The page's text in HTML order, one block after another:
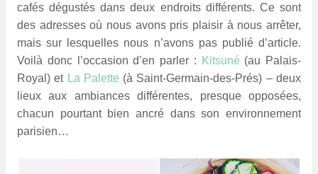
cafés dégustés dans deux endroits différents. Ce sont
des adresses où nous avons pris plaisir à nous arrêter,
mais sur lesquelles nous n’avons pas publié d’article.
Voilà donc l’occasion d’en parler :
Kitsuné (au Palais-
Royal) et La Palette (à Saint-Germain-des-Prés) – deux
lieux aux ambiances différentes, presque opposées,
chacun pourtant bien ancré dans son environnement
parisien…